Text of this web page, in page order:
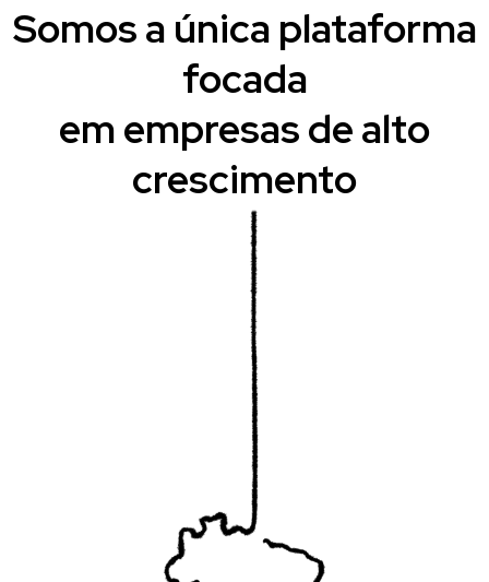
Somos a única plataforma
focada
em empresas de alto
crescimento